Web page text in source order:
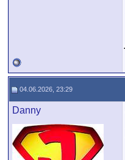
04.06.2026, 23:29
Danny